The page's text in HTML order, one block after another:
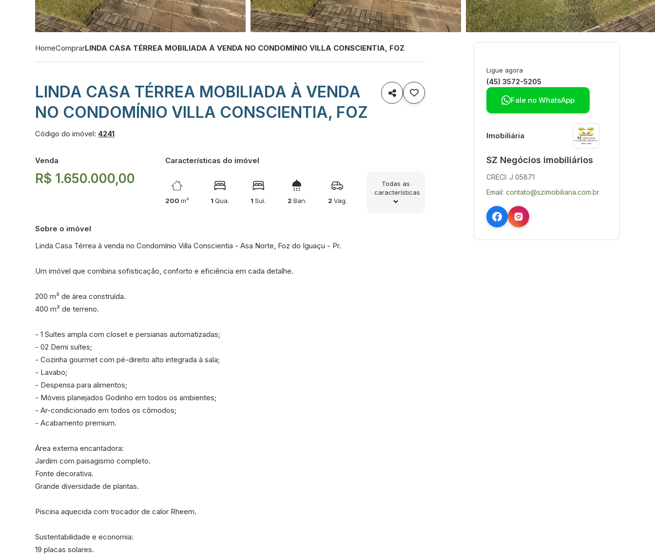
HomeComprarLINDA CASA TÉRREA MOBILIADA À VENDA NO CONDOMÍNIO VILLA CONSCIENTIA, FOZ
LINDA CASA TÉRREA MOBILIADA À VENDA
NO CONDOMÍNIO VILLA CONSCIENTIA, FOZ

Código do imóvel: 4241
Venda
R$ 1.650.000,00
Características do imóvel
200 m² 1 Qua. 1Suí. 2 Ban. 2 Vag.
Todas as
características
Sobre o imóvel
Linda Casa Térrea à venda no Condomínio Villa Conscientia - Asa Norte, Foz do Iguaçu - Pr.
Um imóvel que combina sofisticação, conforto e eficiência em cada detalhe.
200 m² de área construída.
400 m² de terreno.
- 1 Suítes ampla com closet e persianas automatizadas;
- 02 Demi suítes;
- Cozinha gourmet com pé-direito alto integrada à sala;
- Lavabo;
- Despensa para alimentos;
- Móveis planejados Godinho em todos os ambientes;
- Ar-condicionado em todos os cômodos;
- Acabamento premium.
Área externa encantadora:
Jardim com paisagismo completo.
Fonte decorativa.
Grande diversidade de plantas.
Piscina aquecida com trocador de calor Rheem.
Sustentabilidade e economia:
19 placas solares.
Ligue agora
(45) 3572-5205
Fale no WhatsApp
Imobiliária
SZ Negócios imobiliários
CRECI: J 05871
Email: contato@szimobiliaria.com.br